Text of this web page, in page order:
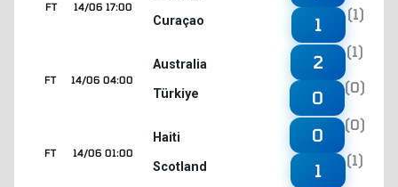
14/06 17:00
FT
Curaçao
1
(1)
14/06 04:00
FT
Australia
Türkiye
2
(1)
0
(0)
14/06 01:00
FT
Haiti
Scotland
0
(0)
1
(1)